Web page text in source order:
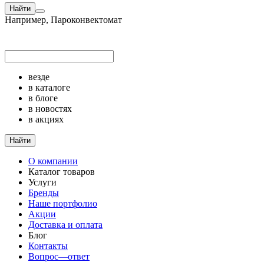
Найти
Например, Пароконвектомат
везде
в каталоге
в блоге
в новостях
в акциях
Найти
О компании
Каталог товаров
Услуги
Бренды
Наше портфолио
Акции
Доставка и оплата
Блог
Контакты
Вопрос—ответ